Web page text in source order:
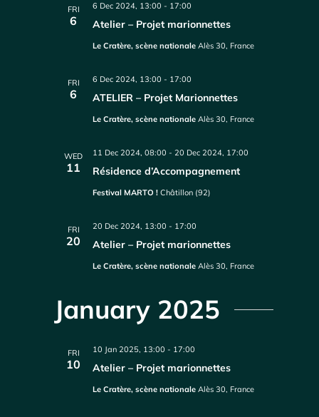
FRI
6 Atelier – Projet marionnettes
6 Dec 2024, 13:00 - 17:00
Le Cratère, scène nationaleAlès 30, France
FRI
6 ATELIER – Projet Marionnettes
6 Dec 2024, 13:00 - 17:00
Le Cratère, scène nationaleAlès 30, France
WED
11 Résidence d’Accompagnement
11 Dec 2024, 08:00 -20 Dec 2024, 17:00
Festival MARTO !Châtillon (92)
FRI
20 Atelier – Projet marionnettes
20 Dec 2024, 13:00 - 17:00
Le Cratère, scène nationaleAlès 30, France
January 2025
FRI
10 Atelier – Projet marionnettes
10 Jan 2025, 13:00 - 17:00
Le Cratère, scène nationaleAlès 30, France